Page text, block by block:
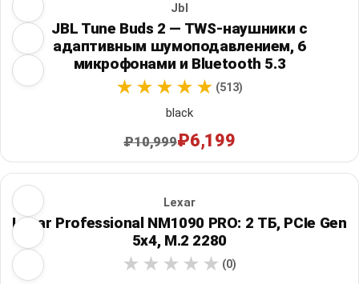
Jbl
JBL Tune Buds 2 — TWS-наушники с
адаптивным шумоподавлением, 6
микрофонами и Bluetooth 5.3
(513)
black
₽10,999₽6,199
Lexar
Lexar Professional NM1090 PRO: 2 ТБ, PCIe Gen
5x4, M.2 2280
(0)